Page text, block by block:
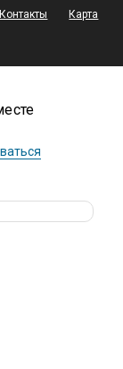
Контакты
Карта